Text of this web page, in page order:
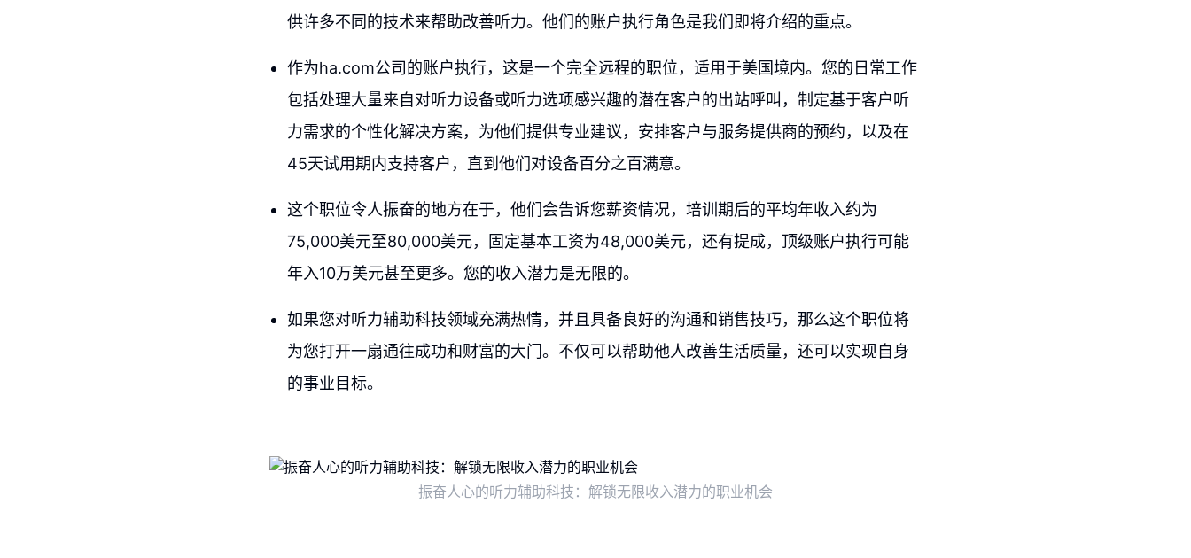
供许多不同的技术来帮助改善听力。他们的账户执行角色是我们即将介绍的重点。
作为ha.com公司的账户执行，这是一个完全远程的职位，适用于美国境内。您的日常工作
包括处理大量来自对听力设备或听力选项感兴趣的潜在客户的出站呼叫，制定基于客户听
力需求的个性化解决方案，为他们提供专业建议，安排客户与服务提供商的预约，以及在
45天试用期内支持客户，直到他们对设备百分之百满意。
这个职位令人振奋的地方在于，他们会告诉您薪资情况，培训期后的平均年收入约为
75,000美元至80,000美元，固定基本工资为48,000美元，还有提成，顶级账户执行可能
年入10万美元甚至更多。您的收入潜力是无限的。
如果您对听力辅助科技领域充满热情，并且具备良好的沟通和销售技巧，那么这个职位将
为您打开一扇通往成功和财富的大门。不仅可以帮助他人改善生活质量，还可以实现自身
的事业目标。
振奋人心的听力辅助科技：解锁无限收入潜力的职业机会